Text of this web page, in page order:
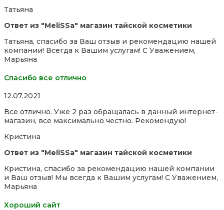
Татьяна
Ответ из "MeliSSa" магазин тайской косметики
Татьяна, спасибо за Ваш отзыв и рекомендацию нашей
компании! Всегда к Вашим услугам! С Уважением,
Марьяна
Спасибо все отлично
Rated
out
of
12.07.2021
Все отлично. Уже 2 раз обращалась в данный интернет-
магазин, все максимально честно. Рекомендую!
Кристина
Ответ из "MeliSSa" магазин тайской косметики
Кристина, спасибо за рекомендацию нашей компании
и Ваш отзыв! Мы всегда к Вашим услугам! С Уважением,
Марьяна
Хороший сайт